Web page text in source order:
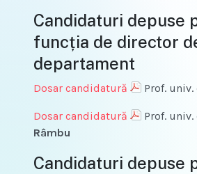
Candidaturi depuse
funcția de director
departament
Dosar candidatură Prof. univ.
Dosar candidatură Prof. univ.
Râmbu
Candidaturi depuse